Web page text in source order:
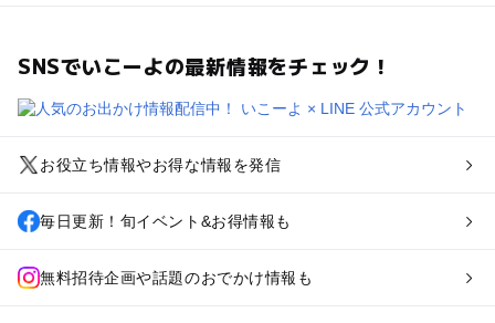
SNSでいこーよの最新情報をチェック！
お役立ち情報やお得な情報を発信
毎日更新！旬イベント&お得情報も
無料招待企画や話題のおでかけ情報も